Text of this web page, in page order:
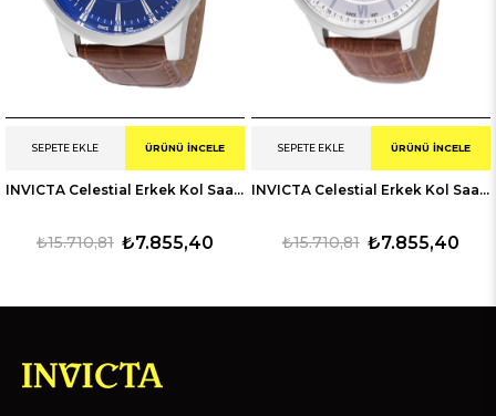
INVICTA Celestial Erkek Kol Saati 247803
₺7.855,40
₺15.710,81
SEPETE EKLE ÜRÜNÜ İNCELE
INVICTA Celestial Erkek Kol Saati 247805
₺7.855,40
₺15.710,81
SEPETE EKLE ÜRÜNÜ İNCELE